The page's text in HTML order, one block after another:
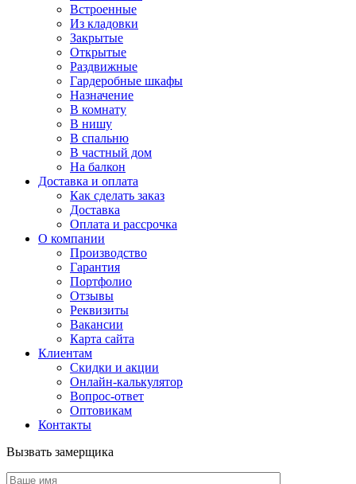
Встроенные
Из кладовки
Закрытые
Открытые
Раздвижные
Гардеробные шкафы
Назначение
В комнату
В нишу
В спальню
В частный дом
На балкон
Доставка и оплата
Как сделать заказ
Доставка
Оплата и рассрочка
О компании
Производство
Гарантия
Портфолио
Отзывы
Реквизиты
Вакансии
Карта сайта
Клиентам
Скидки и акции
Онлайн-калькулятор
Вопрос-ответ
Оптовикам
Контакты
Вызвать замерщика